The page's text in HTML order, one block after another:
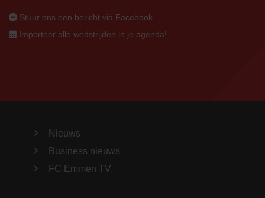
Stuur ons een bericht via Facebook
Importeer alle wedstrijden in je agenda!
Nieuws
Business nieuws
FC Emmen TV